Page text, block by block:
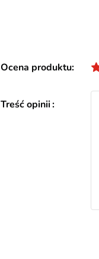
Ocena produktu
Treść opinii